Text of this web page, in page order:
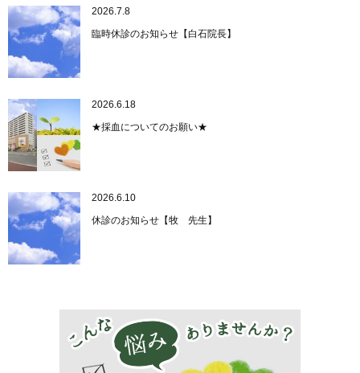
臨時休診のお知らせ【白石院長】
2026.7.8
★採血についてのお願い★
2026.6.18
休診のお知らせ【牧 先生】
2026.6.10